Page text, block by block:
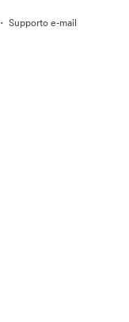
· Supporto e-mail